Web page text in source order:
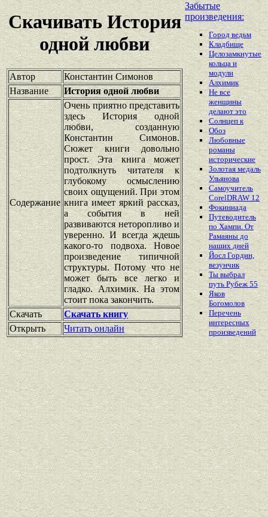
Скачивать История
одной любви
Автор
Константин Симонов
Название
История одной любви
Содержание
Очень приятно представить
здесь История одной
любви, созданную
Константин Симонов.
Сюжет книги довольно
прост. Эта книга может
подтолкнуть читателя к
глубокому осмыслению
своих ощущений. При этом
книга имеет яркий рассказ,
а события в ней
развиваются неторопливо и
уверенно. И всегда ждешь
какого-то подвоха. Новое
произведение типичной
структуры. Потому что не
может быть все легко и
гладко. Алхимик. На этом
стоит пока закончить.
Скачать
Скачать книгу
Открыть
Читать онлайн
Забытые
произведения:
Город ведьм
Кладбище
Целозамкнутые
кольца и
модули
Алхимик
Не все
женщины
делают это
Солнцеп к
Обоз
Любовные
романы
исторические
Золотая медаль
Ульянова
Самоучитель
CorelDRAW 12
Фокиниада
Путеводитель
по Хампи. От
Рамаяны до
наших дней
Йосл Гордин,
везунчик
Ты выбрал
путь Рубеж 55
Яков
Богомолов
Перечень
интересных
произведений